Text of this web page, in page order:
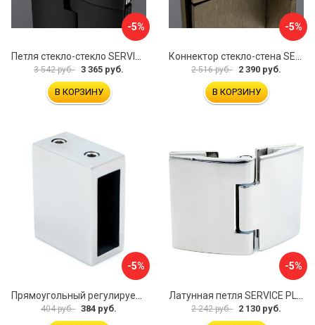
-5%
3 542 руб. 3 365 руб.
В КОРЗИНУ
-5%
2 516 руб. 2 390 руб.
В КОРЗИНУ
-5%
Прямоугольный регулируемый коннектор трек-стена SERVICE PLUS CK-106D30-PC
404 руб. 384 руб.
-5%
Латунная петля SERVICE PLUS CL-905-PC
2 242 руб. 2 130 руб.